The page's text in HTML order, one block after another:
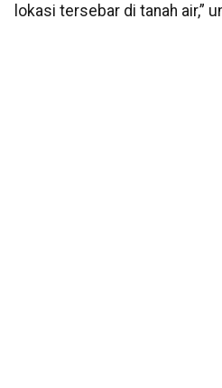
lokasi tersebar di tanah air,”